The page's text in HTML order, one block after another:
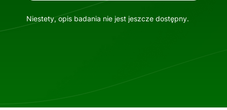
Niestety, opis badania nie jest jeszcze dostępny.